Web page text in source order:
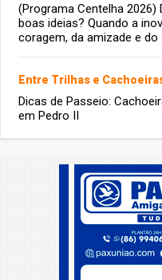
(Programa Centelha 2026)
boas ideias? Quando a
coragem, da amizade e do
Entre Trilhas e
Dicas de Passeio:
em Pedro II